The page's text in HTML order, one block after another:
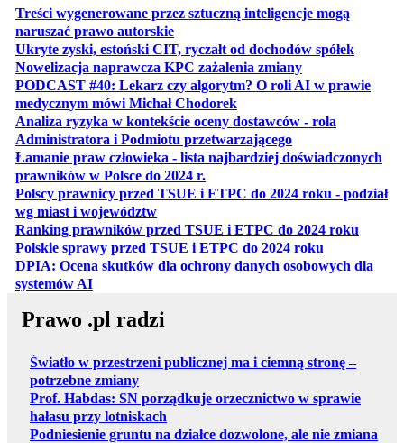
Treści wygenerowane przez sztuczną inteligencje mogą
naruszać prawo autorskieotwiera się w nowej karcie
Ukryte zyski, estoński CIT, ryczałt od dochodów spółekotwiera
Nowelizacja naprawcza KPC zażalenia zmianyotwiera się w
PODCAST #40: Lekarz czy algorytm? O roli AI w prawie
medycznym mówi Michał Chodorekotwiera się w nowej karcie
Analiza ryzyka w kontekście oceny dostawców - rola
Administratora i Podmiotu przetwarzającegootwiera się w
Łamanie praw człowieka - lista najbardziej doświadczonych
prawników w Polsce do 2024 r.
Polscy prawnicy przed TSUE i ETPC do 2024 roku - podział
wg miast i województwotwiera się w nowej karcie
Ranking prawników przed TSUE i ETPC do 2024 roku
Polskie sprawy przed TSUE i ETPC do 2024 roku
DPIA: Ocena skutków dla ochrony danych osobowych dla
systemów AIotwiera się w nowej karcie
Prawo .pl radzi
Światło w przestrzeni publicznej ma i ciemną stronę –
potrzebne zmiany
Prof. Habdas: SN porządkuje orzecznictwo w sprawie
hałasu przy lotniskach
Podniesienie gruntu na działce dozwolone, ale nie zmiana